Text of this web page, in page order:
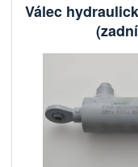
Válec